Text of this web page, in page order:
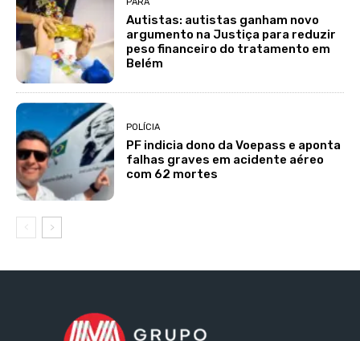
PARÁ
Autistas: autistas ganham novo
argumento na Justiça para reduzir
peso financeiro do tratamento em
Belém
POLÍCIA
PF indicia dono da Voepass e aponta
falhas graves em acidente aéreo
com 62 mortes